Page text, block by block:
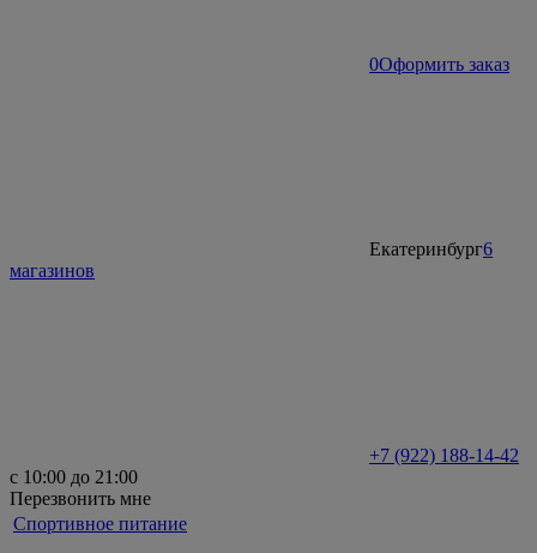
0Оформить заказ
Екатеринбург6
магазинов
+7 (922) 188-14-42
с 10:00 до 21:00
Перезвонить мне
Спортивное питание